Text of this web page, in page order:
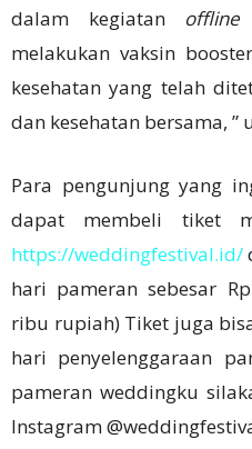
dalam kegiatan offline
melakukan vaksin
kesehatan yang telah
dan kesehatan bersama, ”
Para pengunjung yang
dapat membeli tiket
https://weddingfestival.id/
hari pameran sebesar
ribu rupiah) Tiket juga
hari penyelenggaraan
pameran weddingku
Instagram